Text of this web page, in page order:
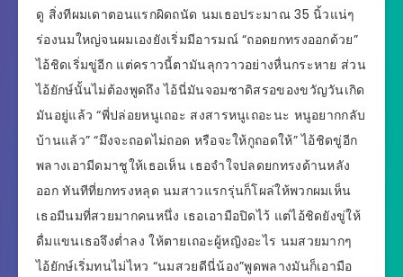
ดู สิ่งทีผมเดาตอนแรกผิดถนัด นมเธอประมาณ 35 นิ้วแน่ๆ
ร่องนมใหญ่จนผมเองยังเริ่มมีอารมณ์ “ถอดยกทรงออกด้วย”
ไอ้ชิดเริ่มขู่อีก แต่คราวนี้ตามันลุกวาวอย่างหื่นกระหาย ส่วน
ไอ้ยักษ์นั้นไม่ต้องพูดถึง ไอ้นี่มันจอมซาดิสรอของขวัญวันเกิด
มันอยู่แล้ว “พี่ปล่อยหนูเถอะ สงสารหนูเถอะนะ หนูอยากกลับ
บ้านแล้ว” “มึงจะถอดไม่ถอด หรือจะให้กูถอดให้” ไอ้ชิดขู่อีก
พลางเอามีดมาชูให้เธอเห็น เธอจำใจปลดยกทรงด้านหลัง
ออก ทันทีที่ยกทรงหลุด นมสาวแรกรุ่นก็โผล่ให้พวกผมเห็น
เธอมีนมที่สวยมากคนหนึ่ง เธอเอามือปิดไว้ แต่ไอ้ชิดยังขู่ให้
ดื่มแขนเธอจึงต่ำลง ให้ตายเถอะผู้หญิงอะไร นมสวยมากๆ
ไอ้ยักษ์เริ่มทนไม่ไหว “นมสวยดีนี่น้อง”พูดพลางมันก็เอามือ